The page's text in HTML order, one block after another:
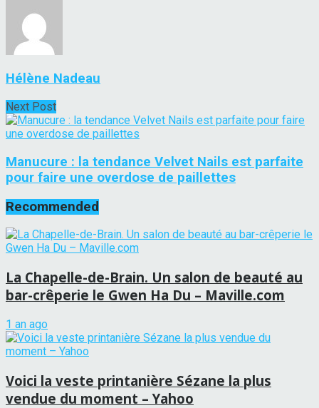
Hélène Nadeau
Next Post
Manucure : la tendance Velvet Nails est parfaite
pour faire une overdose de paillettes
Recommended
La Chapelle-de-Brain. Un salon de beauté au
bar-crêperie le Gwen Ha Du – Maville.com
1 an ago
Voici la veste printanière Sézane la plus
vendue du moment – Yahoo